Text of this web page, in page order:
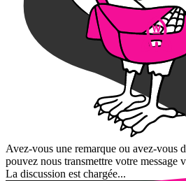
Avez-vous une remarque ou avez-vous
pouvez nous transmettre votre message
La discussion est chargée...